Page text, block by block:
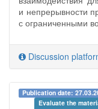
и непрерывности
с ограниченными
Discussion
Publication date:
Evaluate the